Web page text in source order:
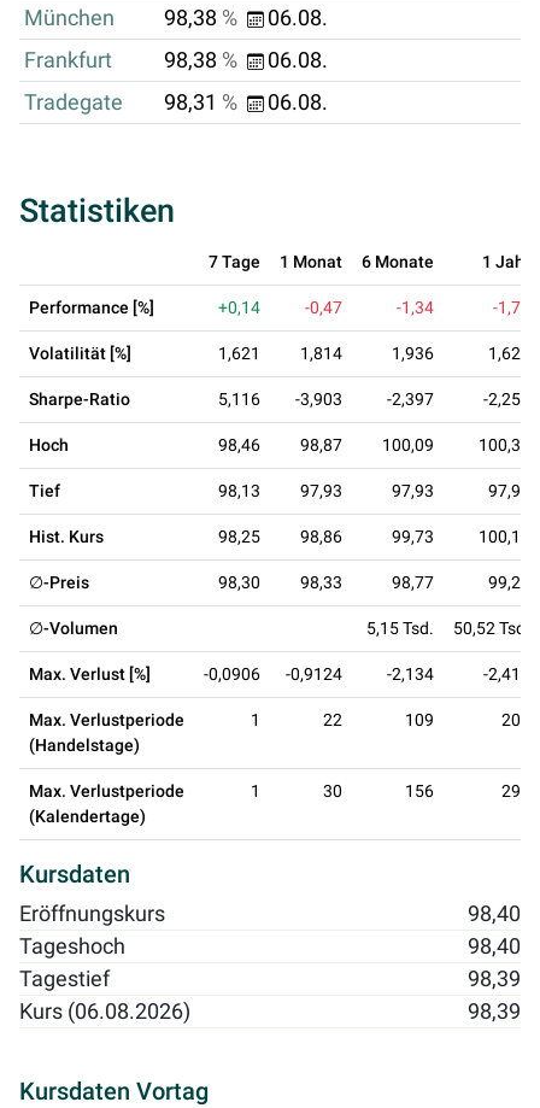
München
98,38 %
06.08.
Frankfurt
98,38 %
06.08.
Tradegate
98,31 % 06.08.
Statistiken
7 Tage 1 Monat 6 Monate 1 Jahr
Performance [%] +0,14 -0,47 -1,34 -1,71
Volatilität [%] 1,621 1,814 1,936 1,627
Sharpe-Ratio 5,116 -3,903 -2,397 -2,256
Hoch 98,46 98,87 100,09 100,38
Tief 98,13 97,93 97,93 97,93
Hist. Kurs 98,25 98,86 99,73 100,10
∅-Preis 98,30 98,33 98,77 99,29
∅-Volumen 5,15 Tsd. 50,52 Tsd.
Max. Verlust [%] -0,0906 -0,9124 -2,134 -2,417
Max. Verlustperiode
(Handelstage)
1 22 109 200
Max. Verlustperiode
(Kalendertage)
1 30 156 292
Kursdaten
Eröffnungskurs
98,40
Tageshoch
98,40
Tagestief
98,39
Kurs (06.08.2026)
98,39
Kursdaten Vortag